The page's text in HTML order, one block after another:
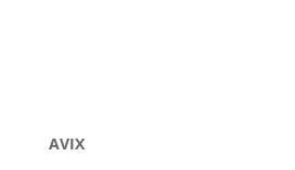
AVIX